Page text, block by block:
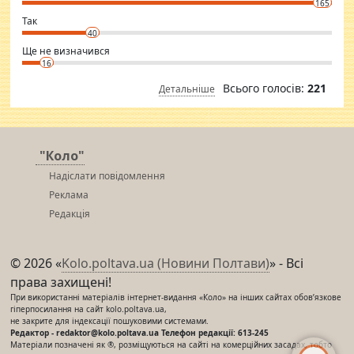
club.
⇒ sakshimirchandani.com
165
Так
40
Ще не визначився
16
Детальніше Всього голосів: 221
"Коло"
Надіслати повідомлення
Реклама
Редакція
© 2026 «Kolo.poltava.ua (Новини Полтави)» - Всі
права захищені!
При використанні матеріалів інтернет-видання «Коло» на інших сайтах обов’язкове
гіперпосилання на сайт kolo.poltava.ua,
не закрите для індексації пошуковими системами.
Редактор - redaktor@kolo.poltava.ua Телефон редакції: 613-245
Матеріали позначені як ®, розміщуються на сайті на комерційних засадах, тобто